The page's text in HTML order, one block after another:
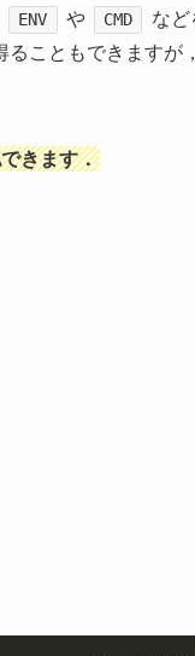
ENV や CMD
など
こともできますが
きます．